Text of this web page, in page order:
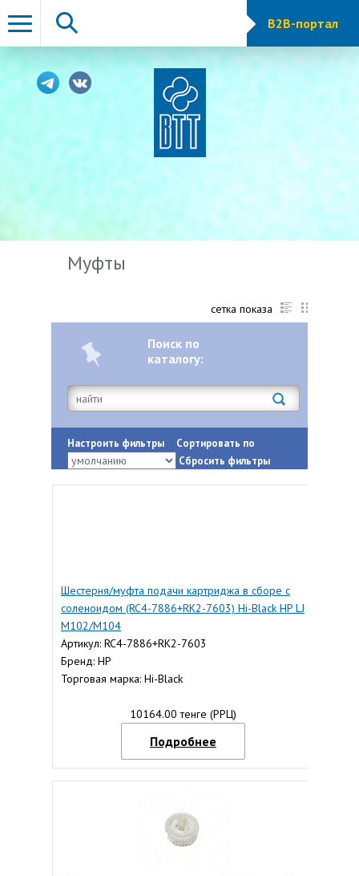
B2B-портал
Муфты
сетка показа
Поиск по
каталогу:
Настроить фильтры Сортировать по
Сбросить фильтры
Шестерня/муфта подачи картриджа в сборе с
соленоидом (RC4-7886+RK2-7603) Hi-Black HP LJ
M102/M104
Артикул: RC4-7886+RK2-7603
Бренд: HP
Торговая марка: Hi-Black
10164.00 тенге (РРЦ)
Подробнее